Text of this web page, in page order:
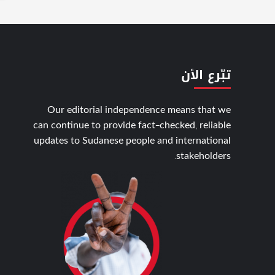
تبّرع الأن
Our editorial independence means that we
can continue to provide fact-checked, reliable
updates to Sudanese people and international
stakeholders.